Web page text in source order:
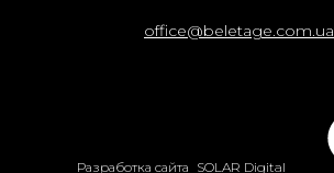
office@beletage.com.ua
Разработка сайта SOLAR Digital